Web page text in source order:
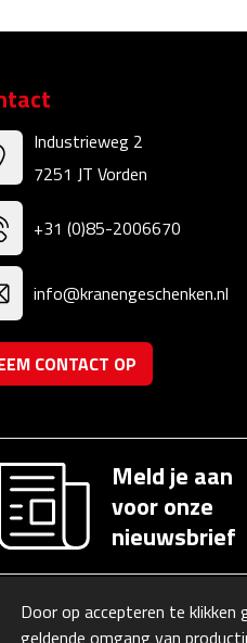
Industrieweg 2
7251 JT Vorden
+31 (0)85-2006670
info@kranengeschenken.nl
CONTACT OP
Meld je aan
voor onze
nieuwsbrief
Door op accepteren te klikken
geldende omgang van